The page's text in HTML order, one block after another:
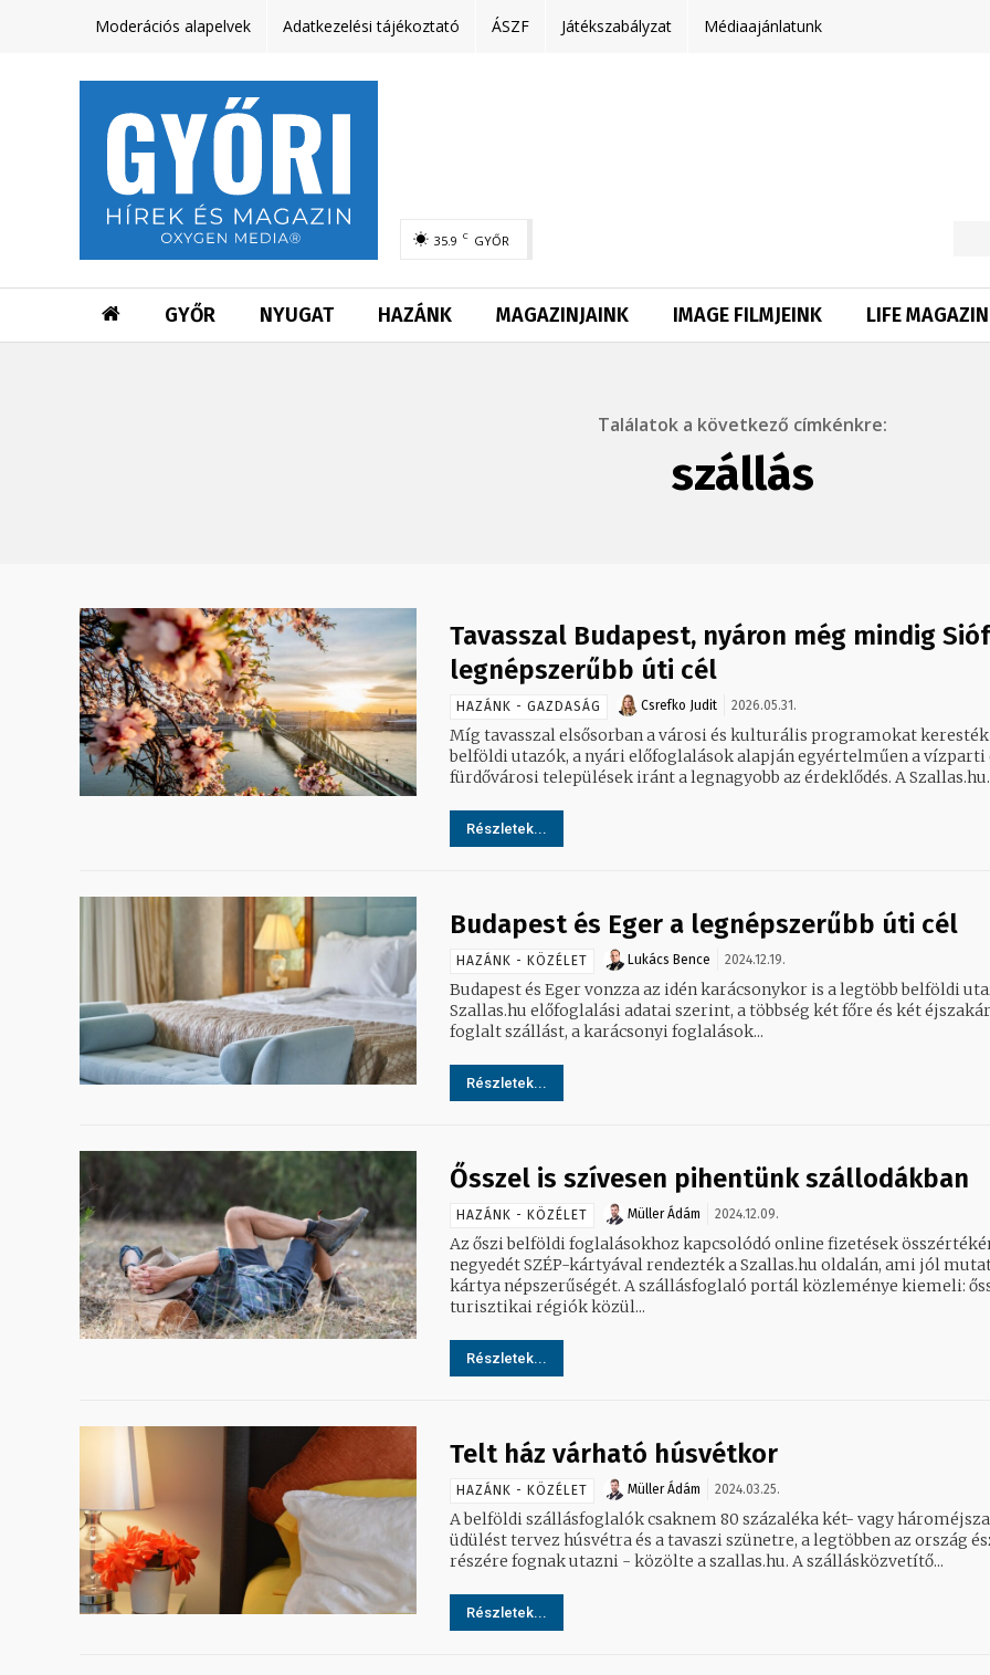
Moderációs alapelvek Adatkezelési tájékoztató ÁSZF Játékszabályzat Médiaajánlatunk
35.9 C GYŐR
GYŐR NYUGAT HAZÁNK MAGAZINJAINK IMAGE FILMJEINK LIFE MAGAZIN
Találatok a következő címkénkre:
szállás
Tavasszal Budapest, nyáron még mindig
legnépszerűbb úti cél
HAZÁNK - GAZDASÁG Csrefko Judit 2026.05.31.
Míg tavasszal elsősorban a városi és kulturális programokat keresték
belföldi utazók, a nyári előfoglalások alapján egyértelműen a vízparti
fürdővárosi települések iránt a legnagyobb az érdeklődés. A
Részletek...
Budapest és Eger a legnépszerűbb úti cél
HAZÁNK - KÖZÉLET Lukács Bence 2024.12.19.
Budapest és Eger vonzza az idén karácsonykor is a legtöbb belföldi
Szallas.hu előfoglalási adatai szerint, a többség két főre és két
foglalt szállást, a karácsonyi foglalások...
Részletek...
Ősszel is szívesen pihentünk szállodákban
HAZÁNK - KÖZÉLET Müller Ádám 2024.12.09.
Az őszi belföldi foglalásokhoz kapcsolódó online fizetések
negyedét SZÉP-kártyával rendezték a Szallas.hu oldalán, ami jól
kártya népszerűségét. A szállásfoglaló portál közleménye kiemeli: ősszel a
turisztikai régiók közül...
Részletek...
Telt ház várható húsvétkor
HAZÁNK - KÖZÉLET Müller Ádám 2024.03.25.
A belföldi szállásfoglalók csaknem 80 százaléka két- vagy
üdülést tervez húsvétra és a tavaszi szünetre, a legtöbben az ország
részére fognak utazni - közölte a szallas.hu. A szállásközvetítő...
Részletek...